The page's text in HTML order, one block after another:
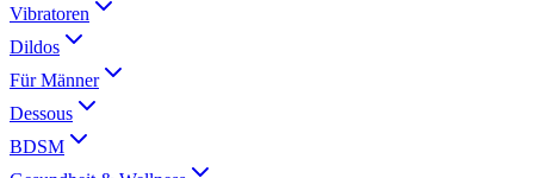
Vibratoren
Dildos
Für Männer
Dessous
BDSM